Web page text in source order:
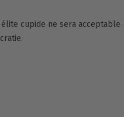
cupide ne sera acceptable